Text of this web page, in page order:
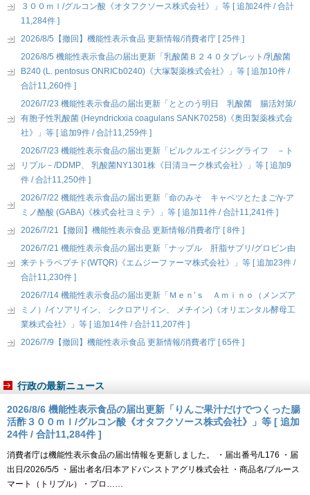
３００ｍｌ/グルコン酸《オタフクソース株式会社》」等 [ 追加24件 / 合計
11,284件 ]
2026/8/5【撤回】機能性表示食品 更新情報/消費者庁 [ 25件 ]
2026/8/5 機能性表示食品の届出更新「乳酸菌Ｂ２４０タブレット/乳酸菌
B240 (L. pentosus ONRICb0240)《大塚製薬株式会社》」等 [ 追加10件 /
合計11,260件 ]
2026/7/23 機能性表示食品の届出更新「ととのう明日 乳酸菌 腸活対策/
有胞子性乳酸菌 (Heyndrickxia coagulans SANK70258)《奥田製薬株式会
社》」等 [ 追加9件 / 合計11,259件 ]
2026/7/23 機能性表示食品の届出更新「ピルクルエイジングライフ －ト
リプル－/DDMP、 乳酸菌NY1301株《日清ヨーク株式会社》」等 [ 追加9
件 / 合計11,250件 ]
2026/7/22 機能性表示食品の届出更新「命のみそ キャベツとたまご/γ-ア
ミノ酪酸 (GABA)《株式会社ヨミテ》」等 [ 追加11件 / 合計11,241件 ]
2026/7/21【撤回】機能性表示食品 更新情報/消費者庁 [ 8件 ]
2026/7/21 機能性表示食品の届出更新「ナップル 肝脂サプリ/グロビン由
来テトラペプチド(WTQR)《エムジーファーマ株式会社》」等 [ 追加23件 /
合計11,230件 ]
2026/7/14 機能性表示食品の届出更新「Ｍｅｎ’ｓ Ａｍｉｎｏ（メンズア
ミノ）/イソアリイン、 シクロアリイン、 メチイン)《オリエンタル酵母工
業株式会社》」等 [ 追加14件 / 合計11,207件 ]
2026/7/9【撤回】機能性表示食品 更新情報/消費者庁 [ 65件 ]
行政の最新ニュース
2026/8/6 機能性表示食品の届出更新「りんご果汁だけでつくった腸
活酢３００ｍｌ/グルコン酸《オタフクソース株式会社》」等 [ 追加
24件 / 合計11,284件 ]
消費者庁は機能性表示食品の届出情報を更新しました。 ・届出番号/L176 ・届
出日/2026/5/5 ・届出者名/日本アドバンストアグリ株式会社 ・商品名/ブルース
マート（トリプル）・プロ……